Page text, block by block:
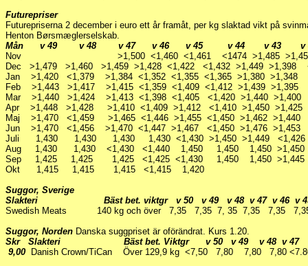
Futurepriser
Futurepriserna 2 december i euro ett år framåt, per kg slaktad vikt på
Henton Børsmæglerselskab.
Mån v 49 v 48 v 47 v 46 v 45 v 44 v 43
Nov >1,500 <1,460 <1,461 <1474 >1,485
Dec >1,479 >1,460 >1,459 >1,428 <1,422 <1,432 >1,449 >1,398
Jan >1,420 <1,379 >1,384 <1,352 <1,355 <1,365 >1,380 >1,348
Feb >1,443 >1,417 >1,415 <1,359 <1,409 <1,412 >1,439
Mar >1,440 >1,424 >1,413 <1,398 <1,405 <1,420 >1,440
Apr >1,448 >1,428 >1,410 <1,409 >1,412 <1,410 >1,450
Maj >1,470 <1,459 >1,465 <1,446 >1,455 <1,450 >1,462
Jun >1,470 <1,456 >1,470 <1,447 >1,467 <1,450 >1,476
Juli 1,430 1,430 1,430 1,430 <1,430 >1,450 >1,449
Aug 1,430 1,430 <1,430 <1,440 1,450 1,450 1,450
Sep 1,425 1,425 1,425 <1,425 <1,430 1,450 1,450
Okt 1,415 1,415 1,415 <1,415 1,420
Suggor, Sverige
Slakteri Bäst bet. viktgr v 50 v 49 v 48 v 47 v 46 v 45
Swedish Meats 140 kg och över 7,35 7,35 7, 35 7,35 7,35 7,35
Suggor, Norden Danska suggpriset är oförändrat. Kurs 1.20.
Skr Slakteri Bäst bet. Viktgr v 50 v 49 v 48 v 47
9,00
Danish Crown/TiCan Över 129,9 kg <7,50 7,80 7,80 7,80